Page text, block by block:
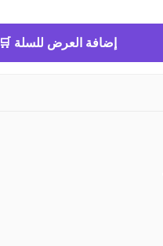
إضافة العرض للسلة 🛒